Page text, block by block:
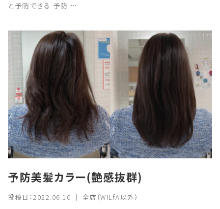
と予防できる 予防 …
予防美髪カラー(艶感抜群)
投稿日：2022.06.10 ｜ 全店（WILfA以外）